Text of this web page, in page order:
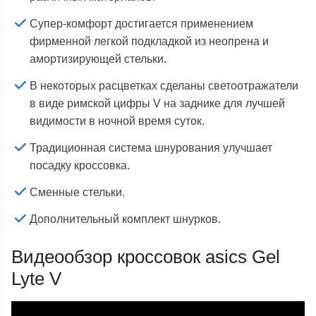
Супер-комфорт достигается применением
фирменной легкой подкладкой из неопрена и
амортизирующей стельки.
В некоторых расцветках сделаны светоотражатели
в виде римской цифры V на заднике для лучшей
видимости в ночной время суток.
Традиционная система шнурования улучшает
посадку кроссовка.
Сменные стельки.
Дополнительный комплект шнурков.
Видеообзор кроссовок asics Gel
Lyte V